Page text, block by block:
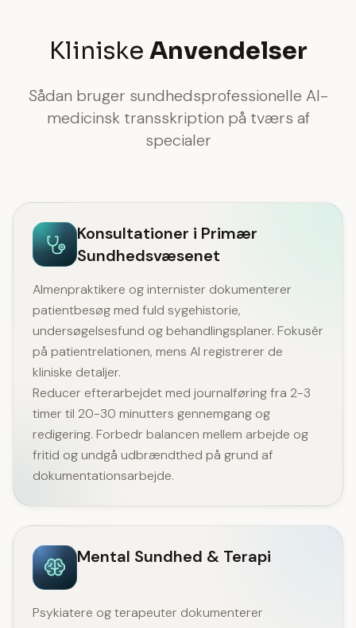
Kliniske Anvendelser
Sådan bruger sundhedsprofessionelle AI-
medicinsk transskription på tværs af
specialer
Konsultationer i Primær
Sundhedsvæsenet
Almenpraktikere og internister dokumenterer
patientbesøg med fuld sygehistorie,
undersøgelsesfund og behandlingsplaner. Fokusér
på patientrelationen, mens AI registrerer de
kliniske detaljer.
Reducer efterarbejdet med journalføring fra 2-3
timer til 20-30 minutters gennemgang og
redigering. Forbedr balancen mellem arbejde og
fritid og undgå udbrændthed på grund af
dokumentationsarbejde.
Mental Sundhed & Terapi
Psykiatere og terapeuter dokumenterer